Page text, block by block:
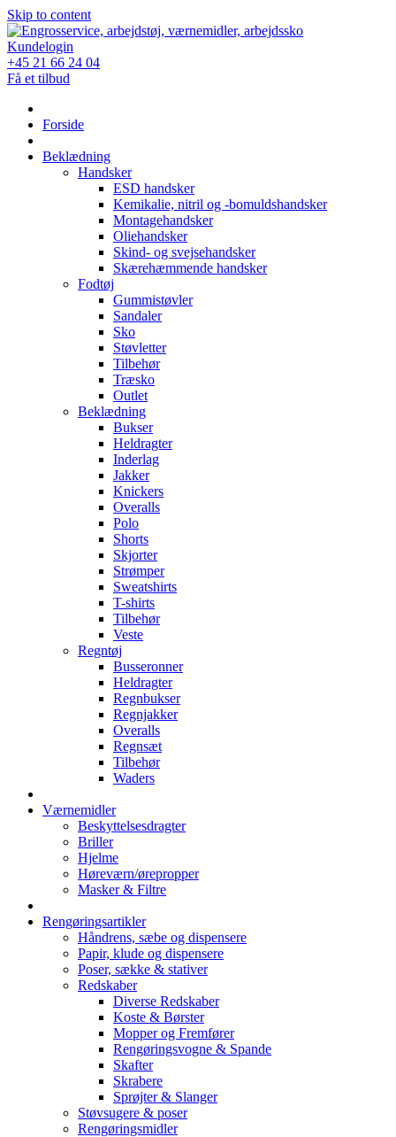
Skip to content
Kundelogin
+45 21 66 24 04
Få et tilbud
Forside
Beklædning
Handsker
ESD handsker
Kemikalie, nitril og -bomuldshandsker
Montagehandsker
Oliehandsker
Skind- og svejsehandsker
Skærehæmmende handsker
Fodtøj
Gummistøvler
Sandaler
Sko
Støvletter
Tilbehør
Træsko
Outlet
Beklædning
Bukser
Heldragter
Inderlag
Jakker
Knickers
Overalls
Polo
Shorts
Skjorter
Strømper
Sweatshirts
T-shirts
Tilbehør
Veste
Regntøj
Busseronner
Heldragter
Regnbukser
Regnjakker
Overalls
Regnsæt
Tilbehør
Waders
Værnemidler
Beskyttelsesdragter
Briller
Hjelme
Høreværn/ørepropper
Masker & Filtre
Rengøringsartikler
Håndrens, sæbe og dispensere
Papir, klude og dispensere
Poser, sække & stativer
Redskaber
Diverse Redskaber
Koste & Børster
Mopper og Fremfører
Rengøringsvogne & Spande
Skafter
Skrabere
Sprøjter & Slanger
Støvsugere & poser
Rengøringsmidler